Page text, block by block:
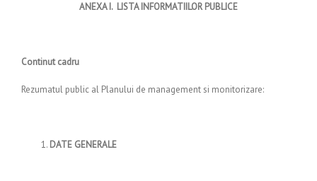
ANEXA I. LISTA INFORMATIILOR PUBLICE
Continut cadru
Rezumatul public al Planului de management si monitorizare:
DATE GENERALE